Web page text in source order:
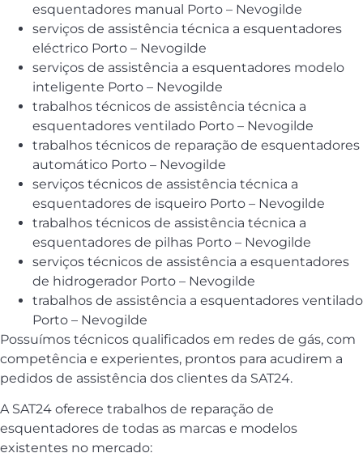
esquentadores manual Porto – Nevogilde
serviços de assistência técnica a esquentadores
eléctrico Porto – Nevogilde
serviços de assistência a esquentadores modelo
inteligente Porto – Nevogilde
trabalhos técnicos de assistência técnica a
esquentadores ventilado Porto – Nevogilde
trabalhos técnicos de reparação de esquentadores
automático Porto – Nevogilde
serviços técnicos de assistência técnica a
esquentadores de isqueiro Porto – Nevogilde
trabalhos técnicos de assistência técnica a
esquentadores de pilhas Porto – Nevogilde
serviços técnicos de assistência a esquentadores
de hidrogerador Porto – Nevogilde
trabalhos de assistência a esquentadores ventilado
Porto – Nevogilde
Possuímos técnicos qualificados em redes de gás, com
competência e experientes, prontos para acudirem a
pedidos de assistência dos clientes da SAT24.
A SAT24 oferece trabalhos de reparação de
esquentadores de todas as marcas e modelos
existentes no mercado: